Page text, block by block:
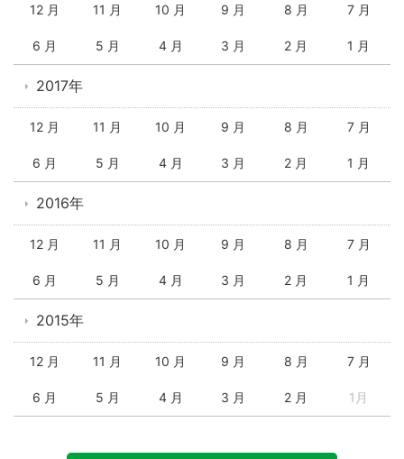
12 月 11 月 10 月 9 月 8 月 7 月
6 月 5 月 4 月 3 月 2 月 1 月
2017年
12 月 11 月 10 月 9 月 8 月 7 月
6 月 5 月 4 月 3 月 2 月 1 月
2016年
12 月 11 月 10 月 9 月 8 月 7 月
6 月 5 月 4 月 3 月 2 月 1 月
2015年
12 月 11 月 10 月 9 月 8 月 7 月
6 月 5 月 4 月 3 月 2 月 1月